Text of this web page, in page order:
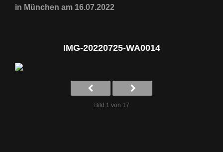
in München am 16.07.2022
IMG-20220725-WA0014
Bild 1 von 17